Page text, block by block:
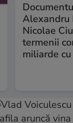
Alexandru
Nicolae
termenii
miliarde